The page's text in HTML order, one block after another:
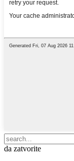
da zatvorite